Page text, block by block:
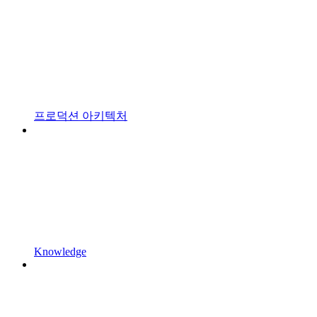
프로덕션 아키텍처
Knowledge